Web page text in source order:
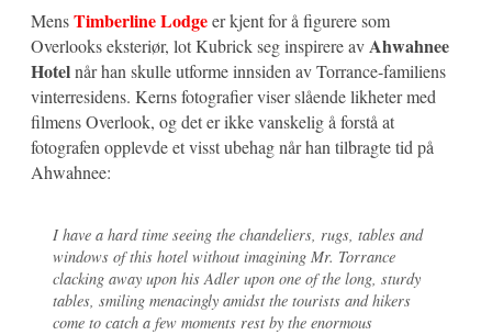
MensTimberline Lodgeer kjent for å figurere som
Overlooks eksteriør, lot Kubrick seg inspirere avAhwahnee
Hotelnår han skulle utforme innsiden av Torrance-familiens
vinterresidens. Kerns fotografier viser slående likheter med
filmens Overlook, og det er ikke vanskelig å forstå at
fotografen opplevde et visst ubehag når han tilbragte tid på
Ahwahnee:
I have a hard time seeing the chandeliers, rugs, tables and
windows of this hotel without imagining Mr. Torrance
clacking away upon his Adler upon one of the long, sturdy
tables, smiling menacingly amidst the tourists and hikers
come to catch a few moments rest by the enormous